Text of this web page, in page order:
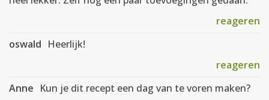
reageren
oswald Heerlijk!
reageren
Anne Kun je dit recept een dag van te voren maken?